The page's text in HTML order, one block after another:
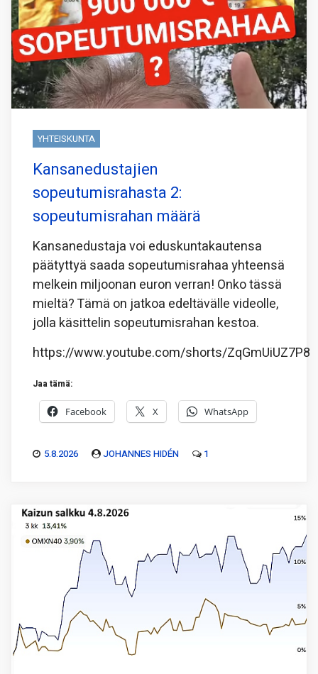
YHTEISKUNTA
Kansanedustajien
sopeutumisrahasta 2:
sopeutumisrahan määrä
Kansanedustaja voi eduskuntakautensa
päätyttyä saada sopeutumisrahaa yhteensä
melkein miljoonan euron verran! Onko tässä
mieltä? Tämä on jatkoa edeltävälle videolle,
jolla käsittelin sopeutumisrahan kestoa.
https://www.youtube.com/shorts/ZqGmUiUZ7P8
Jaa tämä:
Facebook X WhatsApp
5.8.2026 JOHANNES HIDÉN 1